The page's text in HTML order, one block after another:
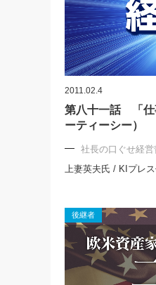
2011.02.4
第八十一話 「仕
ーティーシー）
社長の口ぐせ経営
上妻英夫氏 / KIプレ
後継者